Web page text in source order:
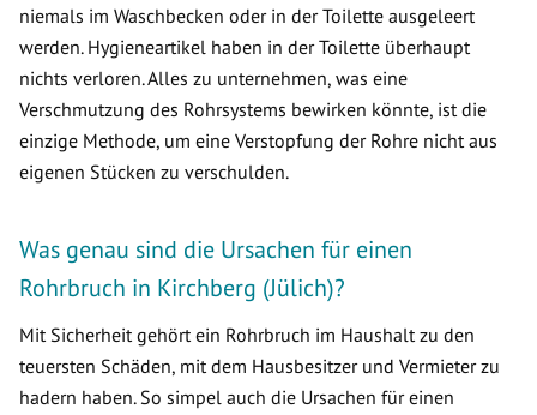
niemals im Waschbecken oder in der Toilette ausgeleert
werden. Hygieneartikel haben in der Toilette überhaupt
nichts verloren. Alles zu unternehmen, was eine
Verschmutzung des Rohrsystems bewirken könnte, ist die
einzige Methode, um eine Verstopfung der Rohre nicht aus
eigenen Stücken zu verschulden.
Was genau sind die Ursachen für einen
Rohrbruch in Kirchberg (Jülich)?
Mit Sicherheit gehört ein Rohrbruch im Haushalt zu den
teuersten Schäden, mit dem Hausbesitzer und Vermieter zu
hadern haben. So simpel auch die Ursachen für einen